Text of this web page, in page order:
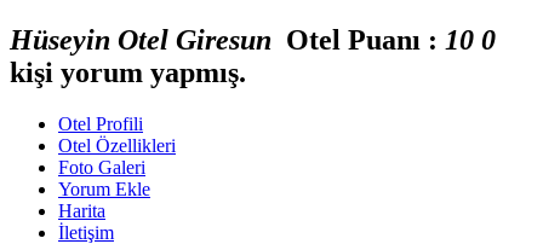
Hüseyin Otel Giresun Otel Puanı : 10 0
kişi yorum yapmış.
Otel Profili
Otel Özellikleri
Foto Galeri
Yorum Ekle
Harita
İletişim